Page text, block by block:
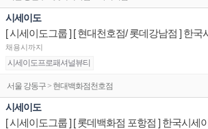
시세이도
채용시까지
시세이도프로패셔널뷰티
서울 강동구 > 현대백화점천호점
시세이도